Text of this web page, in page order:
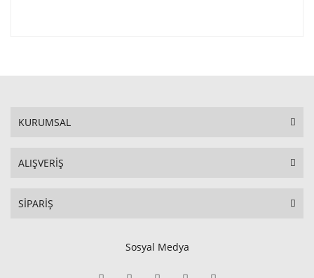
KURUMSAL
ALIŞVERİŞ
SİPARİŞ
Sosyal Medya